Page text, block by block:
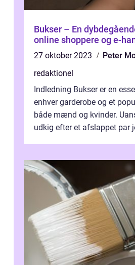
Bukser – En
online shoppere og e-
27 oktober 2023
Peter
redaktionel
Indledning Bukser er en
enhver garderobe og et
både mænd og kvinder.
udkig efter et afslappet par